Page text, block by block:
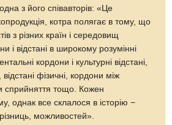
одна з його співавторів: «Це
котра полягає в тому, що
з різних країн і середовищ
і відстані в широкому розумінні
кордони і культурні відстані,
відстані фізичні, кордони між
сприйняття тощо. Кожен
однак все склалося в історію −
можливостей».